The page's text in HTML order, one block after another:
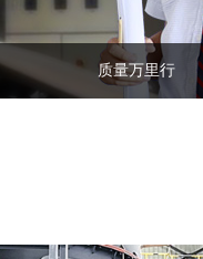
质量万里行